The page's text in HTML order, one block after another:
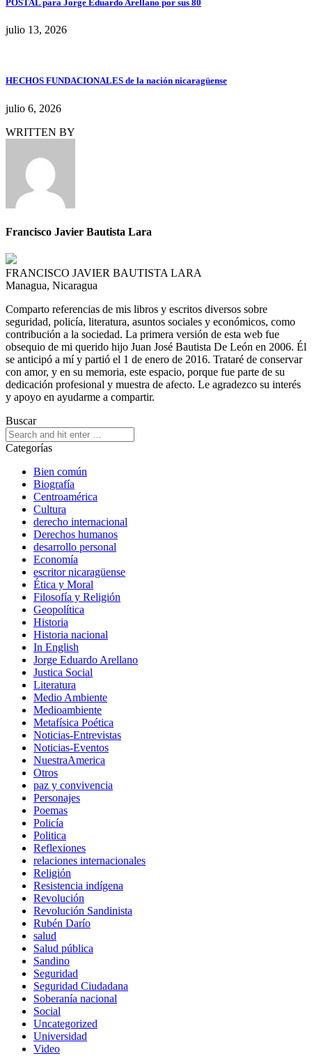
POSTAL para Jorge Eduardo Arellano por sus 80
julio 13, 2026
HECHOS FUNDACIONALES de la nación nicaragüense
julio 6, 2026
WRITTEN BY
Francisco Javier Bautista Lara
FRANCISCO JAVIER BAUTISTA LARA
Managua, Nicaragua
Comparto referencias de mis libros y escritos diversos sobre
seguridad, policía, literatura, asuntos sociales y económicos, como
contribución a la sociedad. La primera versión de esta web fue
obsequio de mi querido hijo Juan José Bautista De León en 2006. Él
se anticipó a mí y partió el 1 de enero de 2016. Trataré de conservar
con amor, y en su memoria, este espacio, porque fue parte de su
dedicación profesional y muestra de afecto. Le agradezco su interés
y apoyo en ayudarme a compartir.
Buscar
Categorías
Bien común
Biografía
Centroamérica
Cultura
derecho internacional
Derechos humanos
desarrollo personal
Economía
escritor nicaragüense
Ética y Moral
Filosofía y Religión
Geopolítica
Historia
Historia nacional
In English
Jorge Eduardo Arellano
Justica Social
Literatura
Medio Ambiente
Medioambiente
Metafísica Poética
Noticias-Entrevistas
Noticias-Eventos
NuestraAmerica
Otros
paz y convivencia
Personajes
Poemas
Policía
Politica
Reflexiones
relaciones internacionales
Religión
Resistencia indígena
Revolución
Revolución Sandinista
Rubén Darío
salud
Salud pública
Sandino
Seguridad
Seguridad Ciudadana
Soberanía nacional
Social
Uncategorized
Universidad
Video